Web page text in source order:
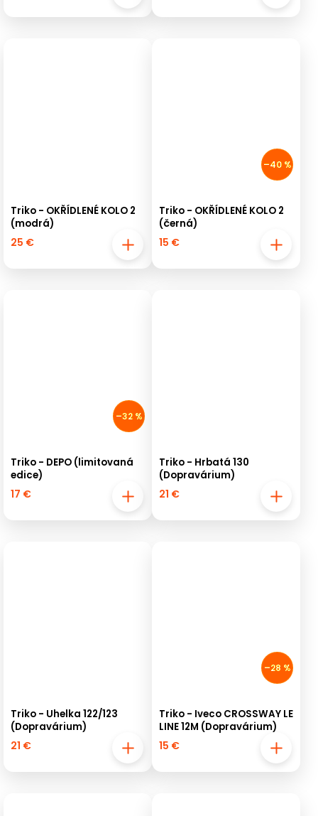
Triko - OKŘÍDLENÉ KOLO 2
(modrá)
25 €
–40 %
Triko - OKŘÍDLENÉ KOLO 2
(černá)
15 €
–32 %
Triko - DEPO (limitovaná
edice)
17 €
Triko - Hrbatá 130
(Dopravárium)
21 €
Triko - Uhelka 122/123
(Dopravárium)
21 €
–28 %
Triko - Iveco CROSSWAY LE
LINE 12M (Dopravárium)
15 €